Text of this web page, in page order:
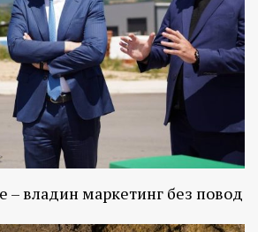
– владин маркетинг без повод